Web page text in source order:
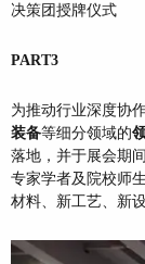
决策团授牌仪式
PART3
为推动行业深度协
装备等细分领域的
落地，并于展会期
专家学者及院校师
材料、新工艺、新